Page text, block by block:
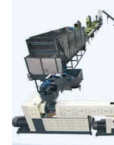
n
a
d
e
r
c